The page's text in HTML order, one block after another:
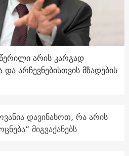
არის კარგად
არჩევნებისთვის მზადების
დავინახოთ, რა არის
მიგვაქანებს